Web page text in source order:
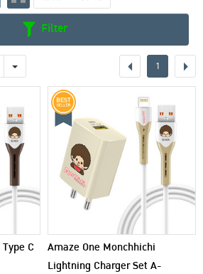
Filter
1
C
Amaze One Monchhichi
Lightning Charger Set A-